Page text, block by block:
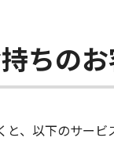
ちの
と、以下のサー